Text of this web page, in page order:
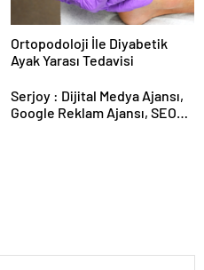
Ortopodoloji İle Diyabetik
Ayak Yarası Tedavisi
Serjoy : Dijital Medya Ajansı,
Google Reklam Ajansı, SEO